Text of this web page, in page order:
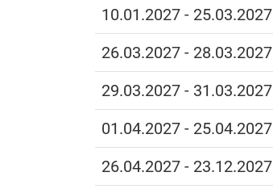
10.01.2027 - 25.03.2027
26.03.2027 - 28.03.2027
29.03.2027 - 31.03.2027
01.04.2027 - 25.04.2027
26.04.2027 - 23.12.2027